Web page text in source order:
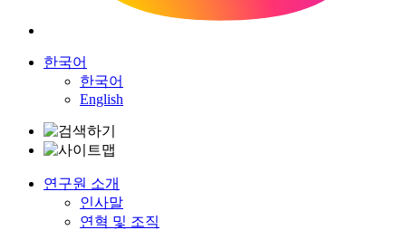
한국어
한국어
English
연구원 소개
인사말
연혁 및 조직